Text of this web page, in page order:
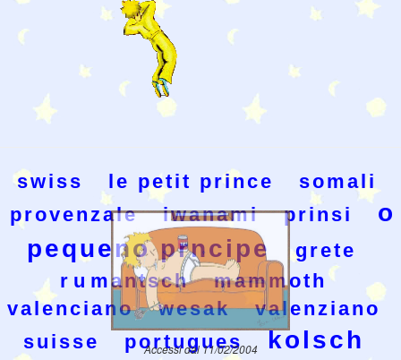
swiss le petit prince
somali
provenzale
iwanami prinsi
o
pequeno prncipe
grete
rumantsch
mammoth
valenciano
wesak
valenziano
suisse
portugues kolsch
Accessi dal 11/02/2004